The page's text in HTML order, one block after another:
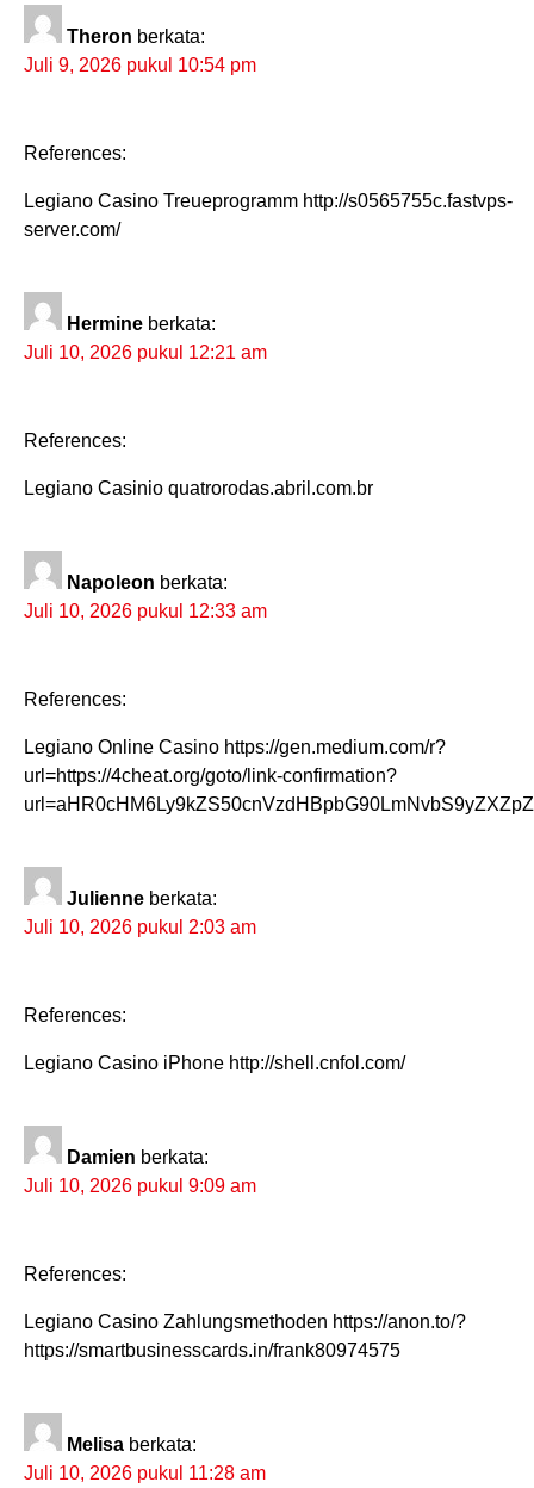
Theron berkata:
Juli 9, 2026 pukul 10:54 pm
References:
Legiano Casino Treueprogramm http://s0565755c.fastvps-
server.com/
Hermine berkata:
Juli 10, 2026 pukul 12:21 am
References:
Legiano Casinio quatrorodas.abril.com.br
Napoleon berkata:
Juli 10, 2026 pukul 12:33 am
References:
Legiano Online Casino https://gen.medium.com/r?
url=https://4cheat.org/goto/link-confirmation?
Julienne berkata:
Juli 10, 2026 pukul 2:03 am
References:
Legiano Casino iPhone http://shell.cnfol.com/
Damien berkata:
Juli 10, 2026 pukul 9:09 am
References:
Legiano Casino Zahlungsmethoden https://anon.to/?
https://smartbusinesscards.in/frank80974575
Melisa berkata:
Juli 10, 2026 pukul 11:28 am